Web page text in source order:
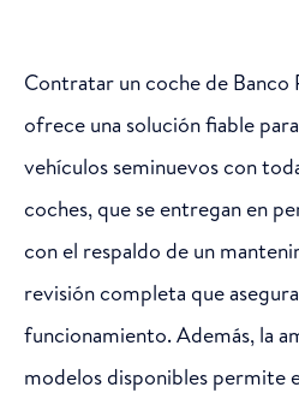
Contratar un coche de Banco
ofrece una solución fiable
vehículos seminuevos con
coches, que se entregan en
con el respaldo de un
revisión completa que
funcionamiento. Además, la
modelos disponibles permite